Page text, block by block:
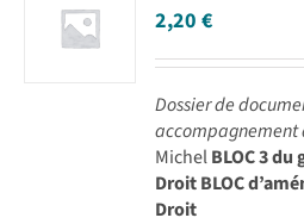
2,20€
Dossier de
accompagnement
MichelBLOC 3
Droit BLOC
Droit